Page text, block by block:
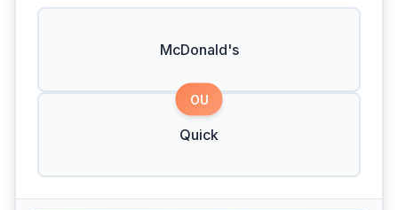
McDonald's
OU
Quick